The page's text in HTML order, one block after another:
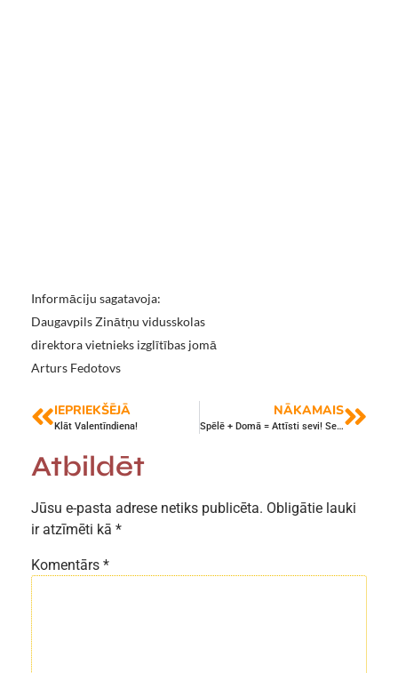
Informāciju sagatavoja:
Daugavpils Zinātņu vidusskolas
direktora vietnieks izglītības jomā
Arturs Fedotovs
IEPRIEKŠĒJĀ
Klāt Valentīndiena!
NĀKAMAIS
Spēlē + Domā = Attīsti sevi! Seminārs pilsētas skolu psihologiem
Atbildēt
Jūsu e-pasta adrese netiks publicēta. Obligātie lauki
ir atzīmēti kā *
Komentārs *